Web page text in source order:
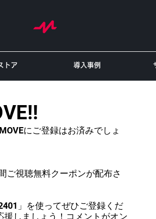
トア 導入事例
にご登録はお済みでしょ
ご視聴無料クーポンが配布さ
」を使ってぜひご登録くだ
しましょう！コメントがオン